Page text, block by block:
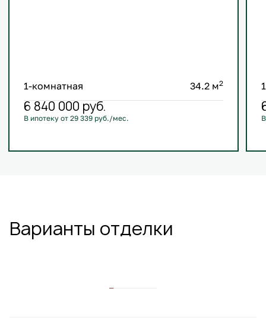
1-комнатная 34.2 м2
6 840 000 руб.
В ипотеку от 29 339 руб./мес.
Варианты отделки